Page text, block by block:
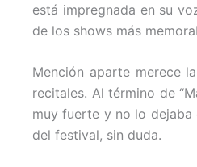
está impregnada en su
de los shows más
Mención aparte merece
recitales. Al término de
muy fuerte y no lo dejaba
del festival, sin duda.